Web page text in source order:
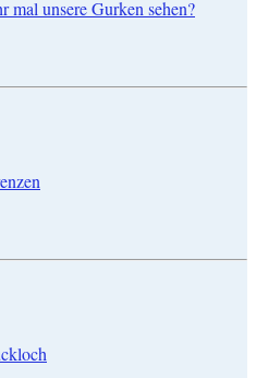
mal unsere Gurken sehen?